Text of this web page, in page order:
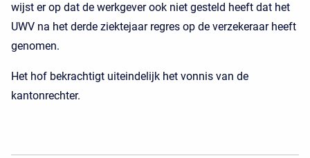
wijst er op dat de werkgever ook niet gesteld heeft dat het
UWV na het derde ziektejaar regres op de verzekeraar heeft
genomen.
Het hof bekrachtigt uiteindelijk het vonnis van de
kantonrechter.